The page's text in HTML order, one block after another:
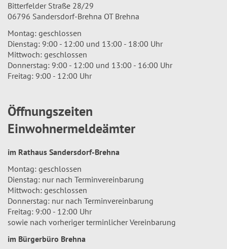
Bitterfelder Straße 28/29
06796 Sandersdorf-Brehna OT Brehna
Montag: geschlossen
Dienstag: 9:00 - 12:00 und 13:00 - 18:00 Uhr
Mittwoch: geschlossen
Donnerstag: 9:00 - 12:00 und 13:00 - 16:00 Uhr
Freitag: 9:00 - 12:00 Uhr
Öffnungszeiten
Einwohnermeldeämter
im Rathaus Sandersdorf-Brehna
Montag: geschlossen
Dienstag: nur nach Terminvereinbarung
Mittwoch: geschlossen
Donnerstag: nur nach Terminvereinbarung
Freitag: 9:00 - 12:00 Uhr
sowie nach vorheriger terminlicher Vereinbarung
im Bürgerbüro Brehna